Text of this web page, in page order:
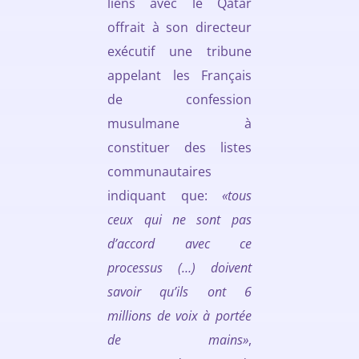
offrait à son directeur
exécutif une tribune
appelant les Français
de confession
musulmane à
constituer des listes
communautaires
indiquant que: «tous
ceux qui ne sont pas
d’accord avec ce
processus (…) doivent
savoir qu’ils ont 6
millions de voix à portée
de mains»,